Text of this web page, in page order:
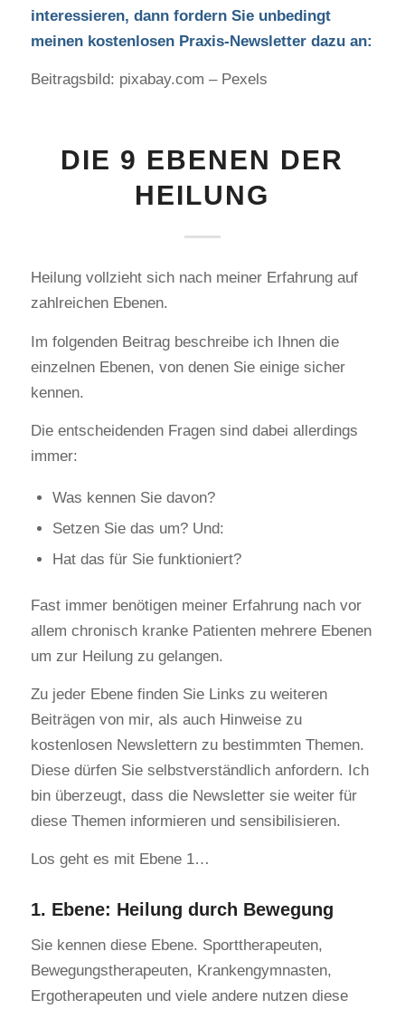
interessieren, dann fordern Sie unbedingt
meinen kostenlosen Praxis-Newsletter dazu an:
Beitragsbild: pixabay.com – Pexels
DIE 9 EBENEN DER
HEILUNG
Heilung vollzieht sich nach meiner Erfahrung auf
zahlreichen Ebenen.
Im folgenden Beitrag beschreibe ich Ihnen die
einzelnen Ebenen, von denen Sie einige sicher
kennen.
Die entscheidenden Fragen sind dabei allerdings
immer:
Was kennen Sie davon?
Setzen Sie das um? Und:
Hat das für Sie funktioniert?
Fast immer benötigen meiner Erfahrung nach vor
allem chronisch kranke Patienten mehrere Ebenen
um zur Heilung zu gelangen.
Zu jeder Ebene finden Sie Links zu weiteren
Beiträgen von mir, als auch Hinweise zu
kostenlosen Newslettern zu bestimmten Themen.
Diese dürfen Sie selbstverständlich anfordern. Ich
bin überzeugt, dass die Newsletter sie weiter für
diese Themen informieren und sensibilisieren.
Los geht es mit Ebene 1…
1. Ebene: Heilung durch Bewegung
Sie kennen diese Ebene. Sporttherapeuten,
Bewegungstherapeuten, Krankengymnasten,
Ergotherapeuten und viele andere nutzen diese